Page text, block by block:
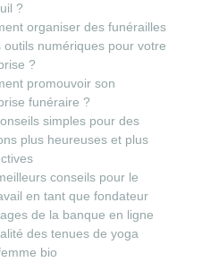
?
organiser des funérailles
outils numériques pour votre
?
promouvoir son
funéraire ?
simples pour des
plus heureuses et plus
conseils pour le
en tant que fondateur
de la banque en ligne
des tenues de yoga
bio